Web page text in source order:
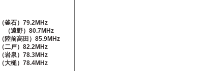
（釜石）79.2MHz
（遠野）80.7MHz
（陸前高田）85.9MHz
（二戸）82.2MHz
（岩泉）78.3MHz
（大槌）78.4MHz